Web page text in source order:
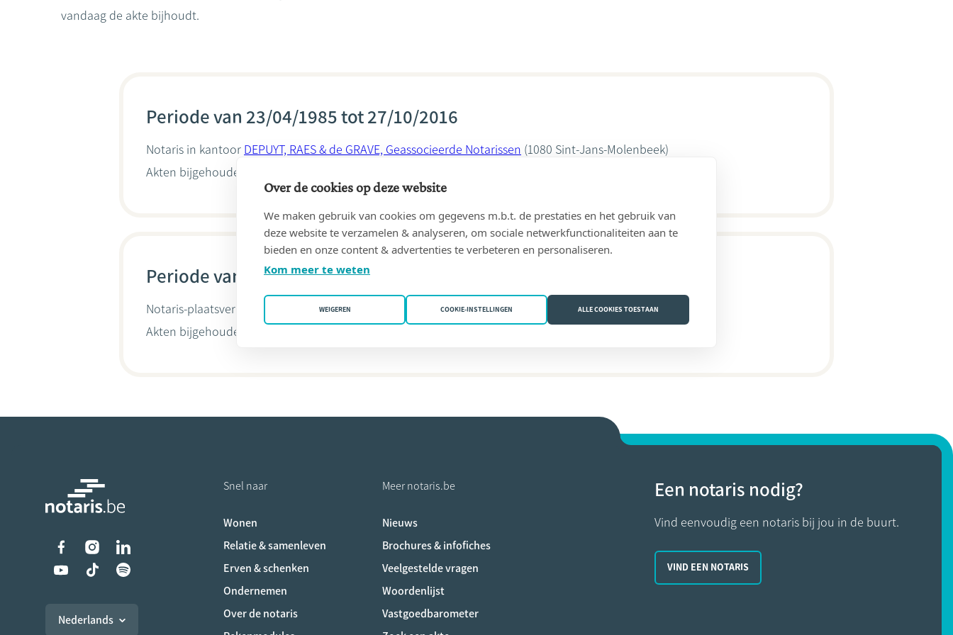
vandaag de akte bijhoudt.
Periode van 23/04/1985 tot 27/10/2016
Notaris in kantoor DEPUYT, RAES & de GRAVE, Geassocieerde Notarissen (1080 Sint-Jans-Molenbeek)
Akten bijgehouden door
Periode van 11/02/2013 tot 28/09/2014
Notaris-plaatsvervanger van André PHILIPS in kantoor PHILIPS, André(1081 Koekelberg)
Akten bijgehouden door
Liens vers les réseaux sociaux
Nederlands
Snel naar
Wonen
Relatie & samenleven
Erven & schenken
Ondernemen
Over de notaris
Meer notaris.be
Nieuws
Brochures & infofiches
Veelgestelde vragen
Woordenlijst
Vastgoedbarometer
Een notaris nodig?
Vind eenvoudig een notaris bij jou in de buurt.
VIND EEN NOTARIS
Over de cookies op deze website
We maken gebruik van cookies om gegevens m.b.t. de prestaties en het gebruik van
deze website te verzamelen & analyseren, om sociale netwerkfunctionaliteiten aan te
bieden en onze content & advertenties te verbeteren en personaliseren.
Kom meer te weten
WEIGEREN COOKIE-INSTELLINGEN ALLE COOKIES TOESTAAN